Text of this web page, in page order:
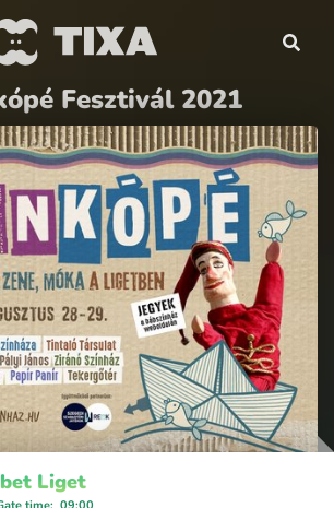
Fesztivál 2021
Liget